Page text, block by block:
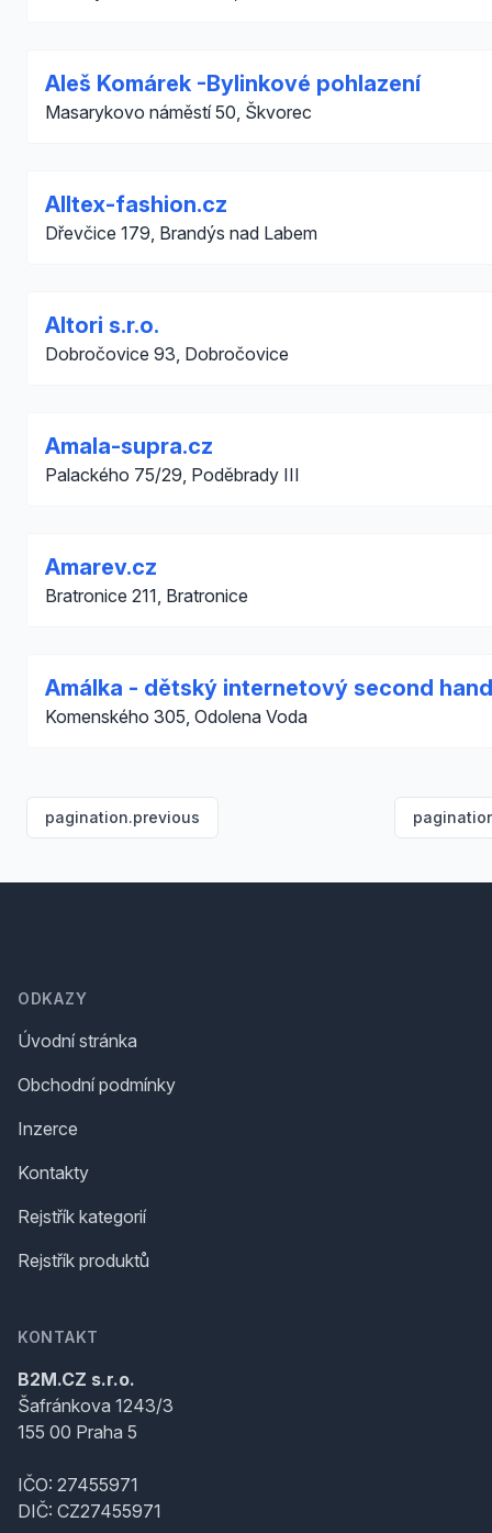
Aleš Komárek -Bylinkové pohlazení
Masarykovo náměstí 50, Škvorec
Alltex-fashion.cz
Dřevčice 179, Brandýs nad Labem
Altori s.r.o.
Dobročovice 93, Dobročovice
Amala-supra.cz
Palackého 75/29, Poděbrady III
Amarev.cz
Bratronice 211, Bratronice
Amálka - dětský internetový second hand
Komenského 305, Odolena Voda
pagination.previous
ODKAZY
Úvodní stránka
Obchodní podmínky
Inzerce
Kontakty
Rejstřík kategorií
Rejstřík produktů
KONTAKT
B2M.CZ s.r.o.
Šafránkova 1243/3
155 00 Praha 5
IČO: 27455971
DIČ: CZ27455971